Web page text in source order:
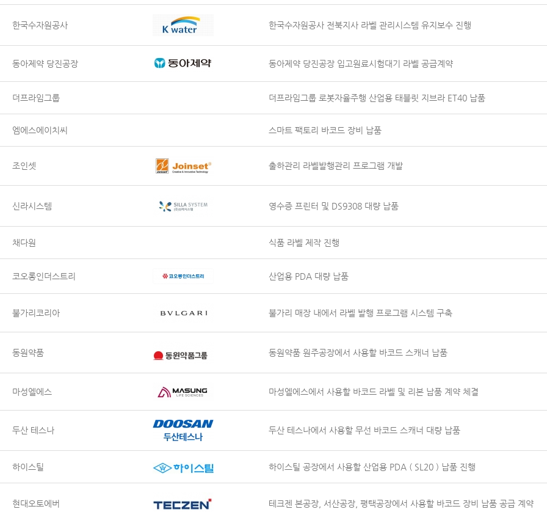
한국수자원공사 한국수자원공사 전북지사 라벨 관리시스템 유지보수 진행
동아제약 당진공장 동아제약 당진공장 입고원료시험대기 라벨 공급계약
더프라임그룹 더프라임그룹 로봇자율주행 산업용 태블릿 지브라 ET40 납품
엠에스에이치씨 스마트 팩토리 바코드 장비 납품
조인셋 출하관리 라벨발행관리 프로그램 개발
신라시스템 영수증 프린터 및 DS9308 대량 납품
채다원 식품 라벨 제작 진행
코오롱인더스트리 산업용 PDA 대량 납품
불가리코리아 불가리 매장 내에서 라벨 발행 프로그램 시스템 구축
동원약품 동원약품 원주공장에서 사용할 바코드 스캐너 납품
마성엘에스 마성엘에스에서 사용할 바코드 라벨 및 리본 납품 계약 체결
두산 테스나 두산 테스나에서 사용할 무선 바코드 스캐너 대량 납품
하이스틸 하이스틸 공장에서 사용할 산업용 PDA ( SL20 ) 납품 진행
현대오토에버 테크젠 본공장, 서산공장, 평택공장에서 사용할 바코드 장비 납품 공급 계약